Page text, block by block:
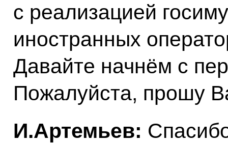
с реализацией
иностранных
Давайте начнём с
Пожалуйста, прошу
И.Артемьев: